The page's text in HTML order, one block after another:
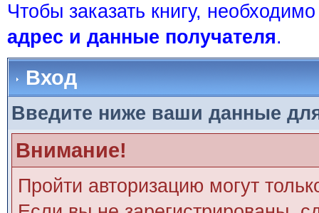
Чтобы заказать книгу,
адрес и данные получателя.
Вход
Введите ниже ваши данные
Внимание!
Пройти авторизацию могут